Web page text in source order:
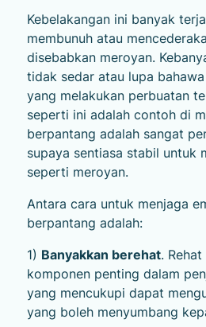
Kebelakangan ini banyak
membunuh atau
disebabkan meroyan.
tidak sedar atau lupa
yang melakukan perbuatan
seperti ini adalah contoh di
berpantang adalah sangat
supaya sentiasa stabil untuk
seperti meroyan.
Antara cara untuk menjaga
berpantang adalah:
1) Banyakkan berehat.
komponen penting dalam
yang mencukupi dapat
yang boleh menyumbang